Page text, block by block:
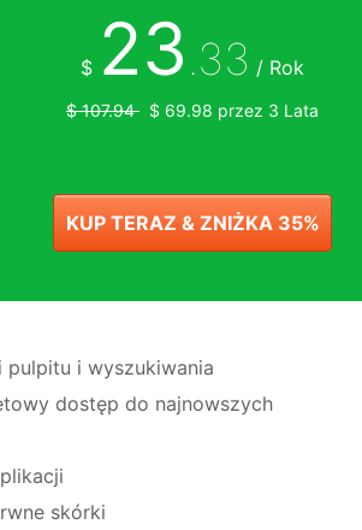
$ 23.33 / Rok
$ 107.94 $ 69.98 przez 3 Lata
KUP TERAZ & ZNIŻKA 35%
pulpitu i wyszukiwania
dostęp do najnowszych
skórki